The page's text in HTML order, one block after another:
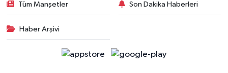
Tüm Manşetler Son Dakika Haberleri
Haber Arşivi